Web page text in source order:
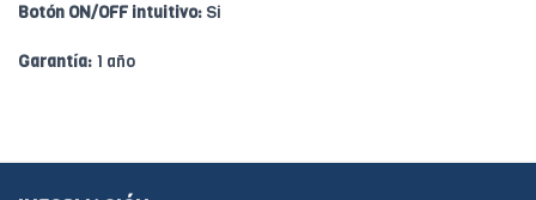
Botón ON/OFF intuitivo: Si
Garantía: 1 año